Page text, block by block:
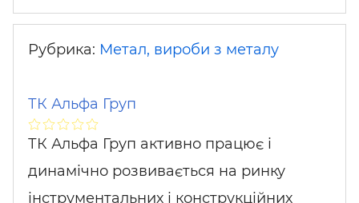
Рубрика: Метал, вироби з металу
ТК Альфа Груп
ТК Альфа Груп активно працює і
динамічно розвивається на ринку
інструментальних і конструкційних